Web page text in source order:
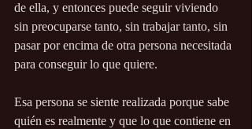
de ella, y entonces puede seguir viviendo
sin preocuparse tanto, sin trabajar tanto, sin
pasar por encima de otra persona necesitada
para conseguir lo que quiere.
Esa persona se siente realizada porque sabe
quién es realmente y que lo que contiene en